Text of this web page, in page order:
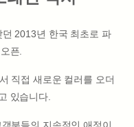
2013년 한국 최초로 파
픈.
직접 새로운 컬러를 오더
있습니다.